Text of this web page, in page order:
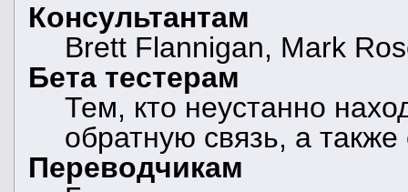
Консультантам
Brett Flannigan, Mark
Бета тестерам
Тем, кто неустанно
обратную связь, а
Переводчикам